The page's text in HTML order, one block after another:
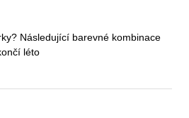
Následující barevné kombinace
léto